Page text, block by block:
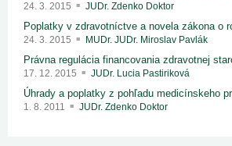
24. 3. 2015 JUDr. Zdenko Doktor
Poplatky v zdravotníctve a novela zákona o
24. 3. 2015 MUDr. JUDr. Miroslav Pavlák
Právna regulácia financovania zdravotnej
17. 12. 2015 JUDr. Lucia Pastiriková
Úhrady a poplatky z pohľadu medicínskeho
1. 8. 2011 JUDr. Zdenko Doktor